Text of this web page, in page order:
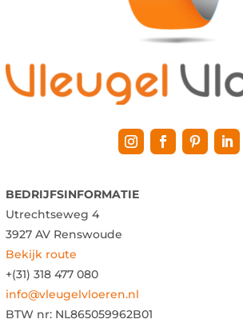
BEDRIJFSINFORMATIE
Utrechtseweg 4
3927 AV Renswoude
Bekijk route
+(31) 318 477 080
info@vleugelvloeren.nl
BTW nr: NL865059962B01